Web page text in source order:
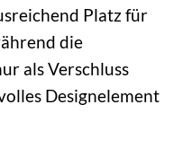
Platz für
die
als Verschluss
Designelement